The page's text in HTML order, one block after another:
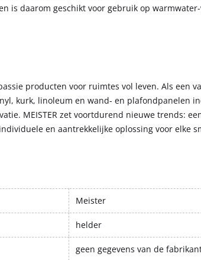
is daarom geschikt voor gebruik op
producten voor ruimtes vol leven. Als een
kurk, linoleum en wand- en plafondpanelen
MEISTER zet voortdurend nieuwe trends:
en aantrekkelijke oplossing voor elke
Meister
helder
geen gegevens van de